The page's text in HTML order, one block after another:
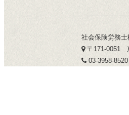
社会保険労務
〒171-0051
03-3958-